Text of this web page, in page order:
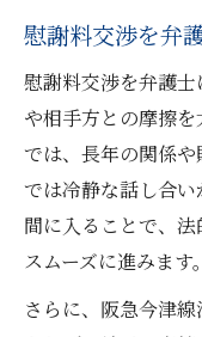
慰謝料交渉を弁
慰謝料交渉を弁護
や相手方との摩擦
では、長年の関係
では冷静な話し合
間に入ることで、
スムーズに進みます。
さらに、阪急今津